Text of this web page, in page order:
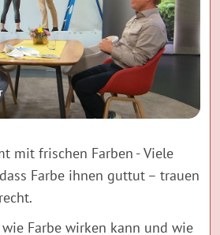
mit frischen Farben - Viele
Farbe ihnen guttut – trauen
Farbe wirken kann und wie